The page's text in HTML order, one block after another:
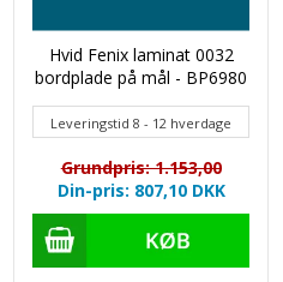
Hvid Fenix laminat 0032
bordplade på mål - BP6980
Leveringstid 8 - 12 hverdage
Grundpris: 1.153,00
Din-pris: 807,10 DKK